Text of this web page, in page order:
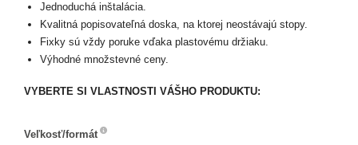
Jednoduchá inštalácia.
Kvalitná popisovateľná doska, na ktorej neostávajú stopy.
Fixky sú vždy poruke vďaka plastovému držiaku.
Výhodné množstevné ceny.
VYBERTE SI VLASTNOSTI VÁŠHO PRODUKTU:
Veľkosť/formát